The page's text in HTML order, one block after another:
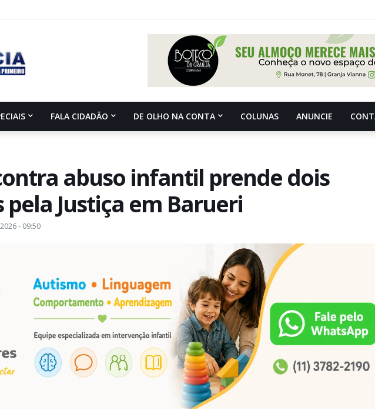
FALA CIDADÃO DE OLHO NA CONTA COLUNAS ANUNCIE
abuso infantil prende dois
Justiça em Barueri
- 09:50